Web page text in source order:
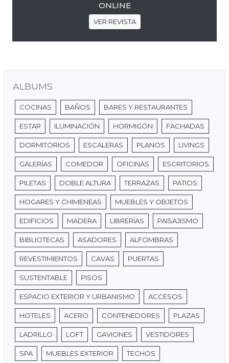
ONLINE
VER REVISTA
ALBUMS
COCINAS BAÑOS BARES Y RESTAURANTES
ESTAR ILUMINACIÓN HORMIGÓN FACHADAS
DORMITORIOS ESCALERAS PLANOS LIVINGS
GALERÍAS COMEDOR OFICINAS ESCRITORIOS
PILETAS DOBLE ALTURA TERRAZAS PATIOS
HOGARES Y CHIMENEAS MUEBLES Y OBJETOS
EDIFICIOS MADERA LIBRERÍAS PAISAJISMO
BIBLIOTECAS ASADORES ALFOMBRAS
REVESTIMIENTOS CAVAS PUERTAS
SUSTENTABLE PISOS
ESPACIO EXTERIOR Y URBANISMO ACCESOS
HOTELES ACERO CONTENEDORES PLAZAS
LADRILLO LOFT GAVIONES VESTIDORES
SPA MUEBLES EXTERIOR TECHOS